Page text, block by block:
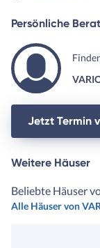
Persönliche
Jetzt Termin
Weitere Häuser
Beliebte Häuser
Alle Häuser von